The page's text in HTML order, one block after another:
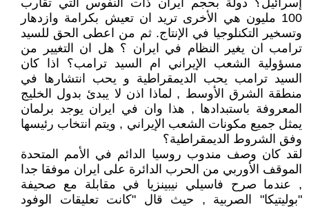
إسرائيل؟ دولة بحجم ايران ذات النفوس التي تقارب
100 مليون هي الأخرى تريد ان تعيش بكرامة وازدهار
وتسخير التكنلوجيا في الإنتاج. ثم من اعطى الحق للسيد
ترامب ان يغير النظام في ايران ؟ هل ان التغيير من
مسؤولية الشعب الإيراني ام السيد ترامب؟ اذا كان
السيد ترامب يحب الديمقراطية و يحب انتشارها في
منطقة الشرق الأوسط , لماذا اذن لا يبدئ بدول الخليج
المعروفة باستبدادها , هذا وان في ايران يوجد برلمان
يمثل جميع مكونات الشعب الإيراني , ويتم انتخاب رئيسها
وفق الشروط الديمقراطية؟
لقد كان وصف مندوب روسيا الدائم في الأمم المتحدة
الموقف الأوربي من الحرب الدائرة على ايران موفقا جدا
, عندما صرح فاسيلي نيبينزيا في مقابلة مع صحيفة
"بوليتيكا" الصربية , حيث قال "كانت تعليقات الوفود